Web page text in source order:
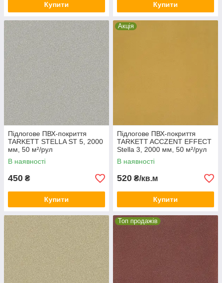
Купити Купити
Підлогове ПВХ-покриття
TARKETT STELLA ST 5, 2000
мм, 50 м²/рул
В наявності
450 ₴
Купити
Акція
Підлогове ПВХ-покриття
TARKETT ACCZENT EFFECT
Stella 3, 2000 мм, 50 м²/рул
В наявності
520 ₴/кв.м
Купити
Топ продажів